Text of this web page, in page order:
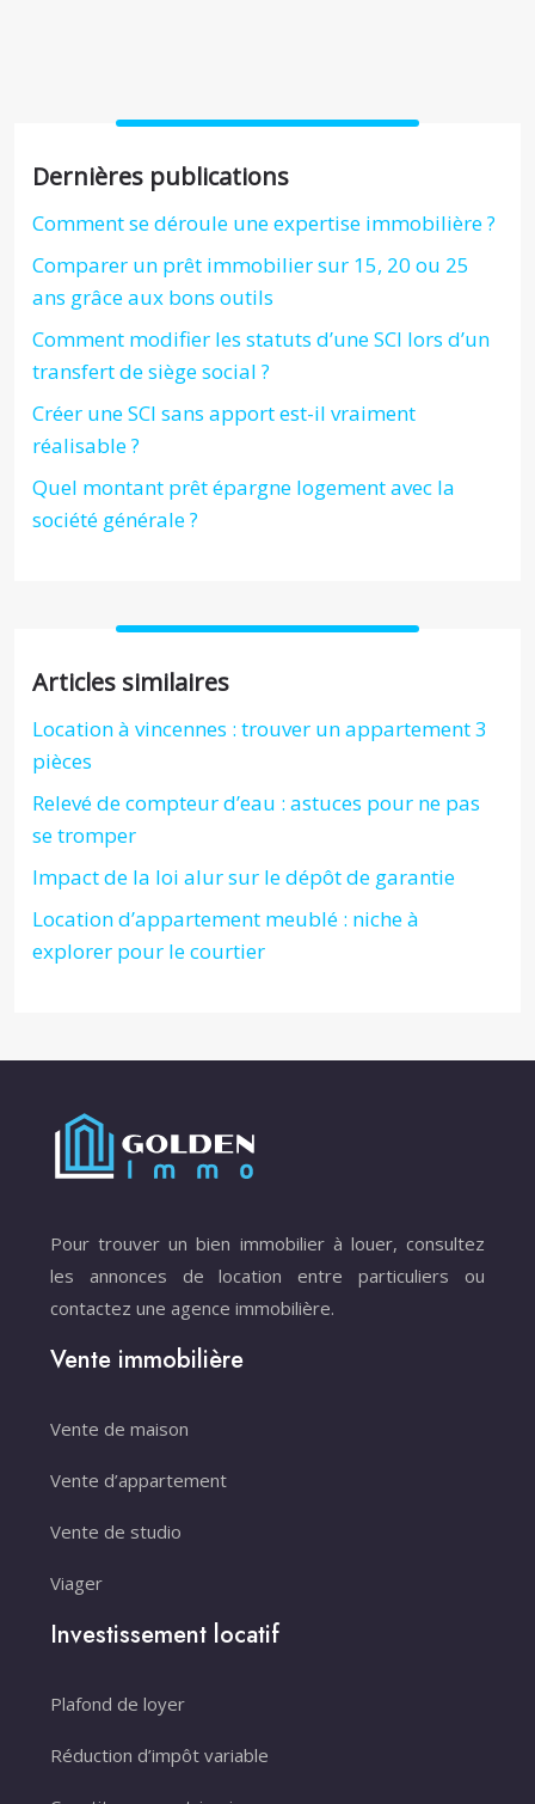
Dernières publications
Comment se déroule une expertise immobilière ?
Comparer un prêt immobilier sur 15, 20 ou 25
ans grâce aux bons outils
Comment modifier les statuts d’une SCI lors d’un
transfert de siège social ?
Créer une SCI sans apport est-il vraiment
réalisable ?
Quel montant prêt épargne logement avec la
société générale ?
Articles similaires
Location à vincennes : trouver un appartement 3
pièces
Relevé de compteur d’eau : astuces pour ne pas
se tromper
Impact de la loi alur sur le dépôt de garantie
Location d’appartement meublé : niche à
explorer pour le courtier
Pour trouver un bien immobilier à louer, consultez
les annonces de location entre particuliers ou
contactez une agence immobilière.
Vente immobilière
Vente de maison
Vente d’appartement
Vente de studio
Viager
Investissement locatif
Plafond de loyer
Réduction d’impôt variable